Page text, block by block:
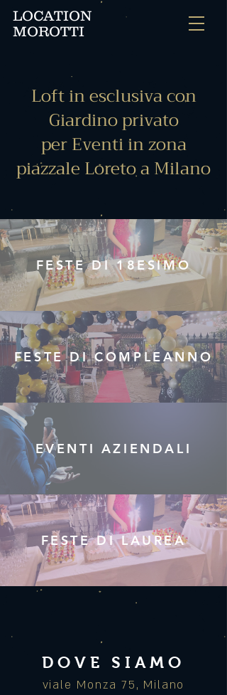
LOCATION
MOROTTI
Loft in esclusiva con
Giardino privato
per Eventi in zona
piazzale Loreto a Milano
FESTE DI 18ESIMO
FESTE DI COMPLEANNO
EVENTI AZIENDALI
FESTE DI LAUREA
DOVE SIAMO
viale Monza 75, Milano